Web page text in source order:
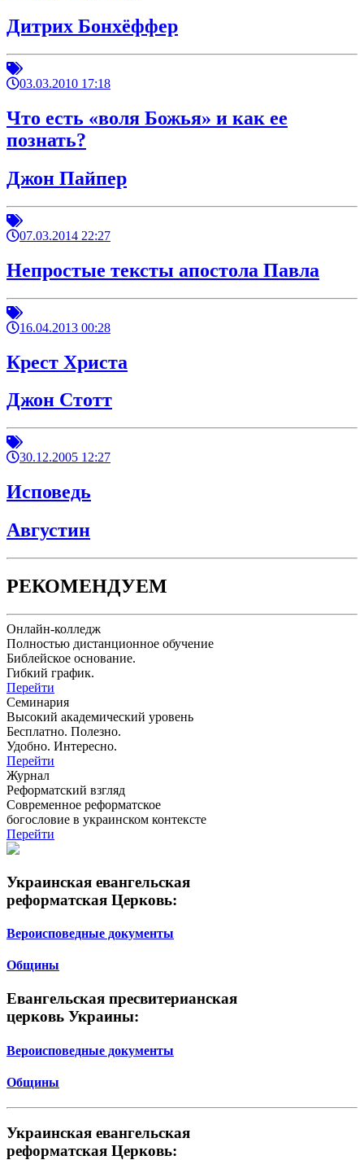
Дитрих Бонхёффер
03.03.2010 17:18
Что есть «воля Божья» и как ее
познать?
Джон Пайпер
07.03.2014 22:27
Непростые тексты апостола Павла
16.04.2013 00:28
Крест Христа
Джон Стотт
30.12.2005 12:27
Исповедь
Августин
РЕКОМЕНДУЕМ
Онлайн-колледж
Полностью дистанционное обучение
Библейское основание.
Гибкий график.
Перейти
Семинария
Высокий академический уровень
Бесплатно. Полезно.
Удобно. Интересно.
Перейти
Журнал
Реформатский взгляд
Современное реформатское
богословие в украинском контексте
Перейти
Украинская евангельская
реформатская Церковь:
Вероисповедные документы
Общины
Евангельская пресвитерианская
церковь Украины:
Вероисповедные документы
Общины
Украинская евангельская
реформатская Церковь: